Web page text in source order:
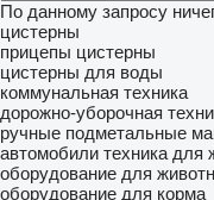
По данному запросу
цистерны
прицепы цистерны
цистерны для воды
коммунальная техника
дорожно-уборочная
ручные подметальные
автомобили техника для
оборудование для
оборудование для корма